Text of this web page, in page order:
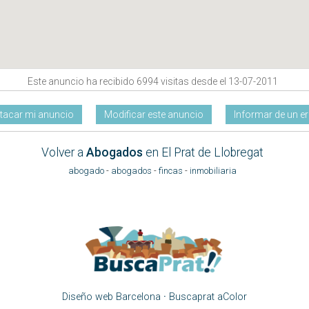
Este anuncio ha recibido 6994 visitas desde el 13-07-2011
mi anuncio Modificar este anuncio Informar de un
Volver aAbogados en El Prat de Llobregat
abogado - abogados -fincas - inmobiliaria
Diseño web Barcelona · Buscaprat aColor